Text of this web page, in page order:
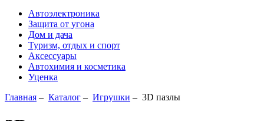
Автоэлектроника
Защита от угона
Дом и дача
Туризм, отдых и спорт
Аксессуары
Автохимия и косметика
Уценка
Главная – Каталог – Игрушки – 3D пазлы